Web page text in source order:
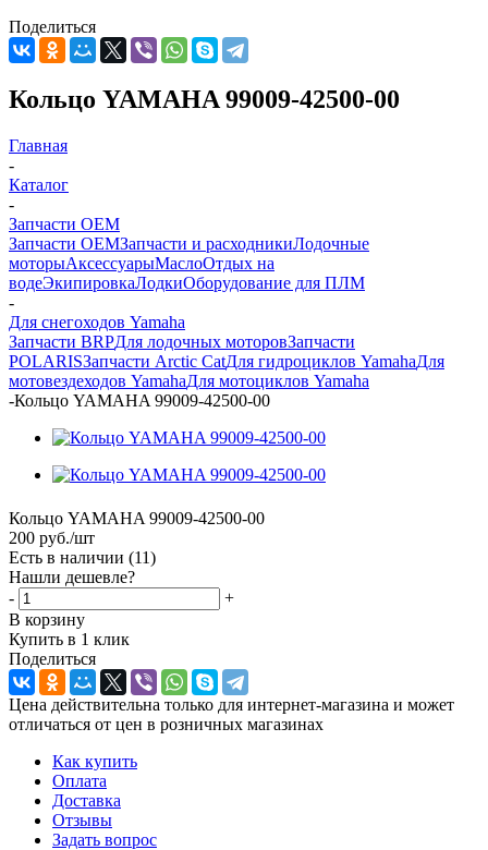
Поделиться
Кольцо YAMAHA 99009-42500-00
Главная
-
Каталог
-
Запчасти OEM
Запчасти OEMЗапчасти и расходникиЛодочные
моторыАксессуарыМаслоОтдых на
водеЭкипировкаЛодкиОборудование для ПЛМ
-
Для снегоходов Yamaha
Запчасти BRPДля лодочных моторовЗапчасти
POLARISЗапчасти Arctic CatДля гидроциклов YamahaДля
мотовездеходов YamahaДля мотоциклов Yamaha
-Кольцо YAMAHA 99009-42500-00
Кольцо YAMAHA 99009-42500-00
200 руб./шт
Есть в наличии (11)
Нашли дешевле?
-
+
В корзину
Купить в 1 клик
Поделиться
Цена действительна только для интернет-магазина и может
отличаться от цен в розничных магазинах
Как купить
Оплата
Доставка
Отзывы
Задать вопрос